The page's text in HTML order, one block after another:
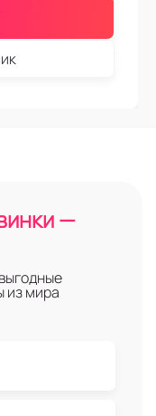
—
из мира